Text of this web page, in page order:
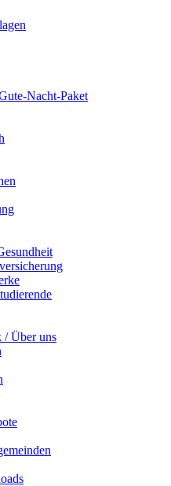
Nacht-Paket
/ Über uns